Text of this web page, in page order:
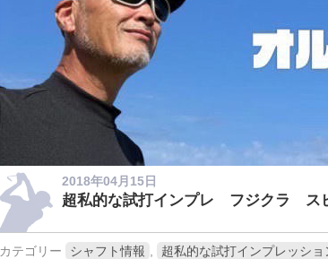
2018年04月15日
超私的な試打インプレ フジクラ ス
カテゴリー シャフト情報 超私的な試打インプレッショ